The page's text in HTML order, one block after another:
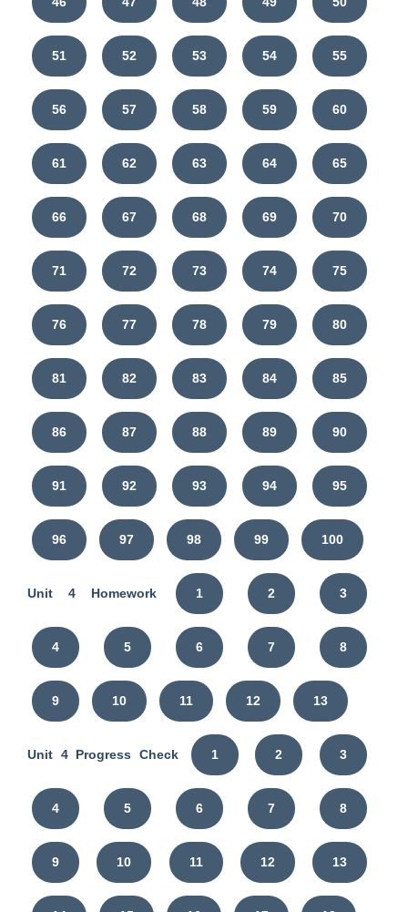
51 52 53 54 55
56 57 58 59 60
61 62 63 64 65
66 67 68 69 70
71 72 73 74 75
76 77 78 79 80
81 82 83 84 85
86 87 88 89 90
91 92 93 94 95
96 97 98 99 100
Unit 4 Homework 1 2 3
4 5 6 7 8
9 10 11 12 13
Unit 4 Progress Check 1 2 3
4 5 6 7 8
9 10 11 12 13